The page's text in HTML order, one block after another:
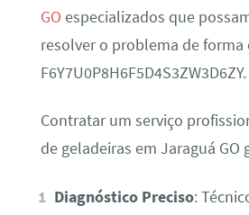
GO especializados que
resolver o problema de forma
F6Y7U0P8H6F5D4S3ZW3D6ZY.
Contratar um serviço
de geladeiras em Jaraguá GO
Diagnóstico Preciso: